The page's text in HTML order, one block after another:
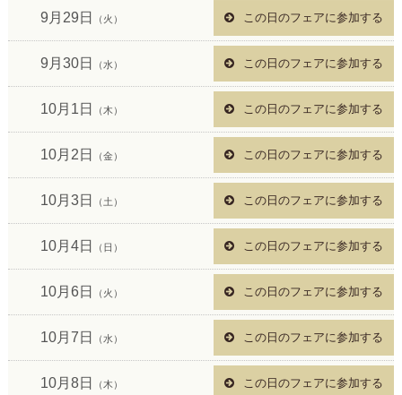
9月29日 （火） この日のフェアに参加する
9月30日 （水） この日のフェアに参加する
10月1日 （木） この日のフェアに参加する
10月2日 （金） この日のフェアに参加する
10月3日 （土） この日のフェアに参加する
10月4日 （日） この日のフェアに参加する
10月6日 （火） この日のフェアに参加する
10月7日 （水） この日のフェアに参加する
10月8日 （木） この日のフェアに参加する